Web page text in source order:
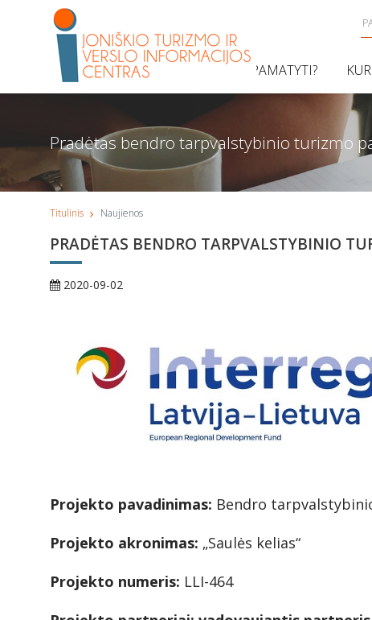
KĄ PAMATYTI?
Pradėtas bendro tarpvalstybinio turizmo
Titulinis Naujienos
PRADĖTAS BENDRO TARPVALSTYBINIO
2020-09-02
Projekto pavadinimas: Bendro
Projekto akronimas: „Saulės kelias“
Projekto numeris: LLI-464